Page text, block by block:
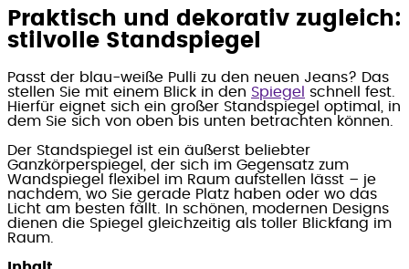
Praktisch und dekorativ zugleich:
stilvolle Standspiegel
Passt der blau-weiße Pulli zu den neuen Jeans? Das
stellen Sie mit einem Blick in den Spiegel
schnell fest.
Hierfür eignet sich ein großer Standspiegel optimal, in
dem Sie sich von oben bis unten betrachten können.
Der Standspiegel ist ein äußerst beliebter
Ganzkörperspiegel, der sich im Gegensatz zum
Wandspiegel flexibel im Raum aufstellen lässt – je
nachdem, wo Sie gerade Platz haben oder wo das
Licht am besten fällt. In schönen, modernen Designs
dienen die Spiegel gleichzeitig als toller Blickfang im
Raum.